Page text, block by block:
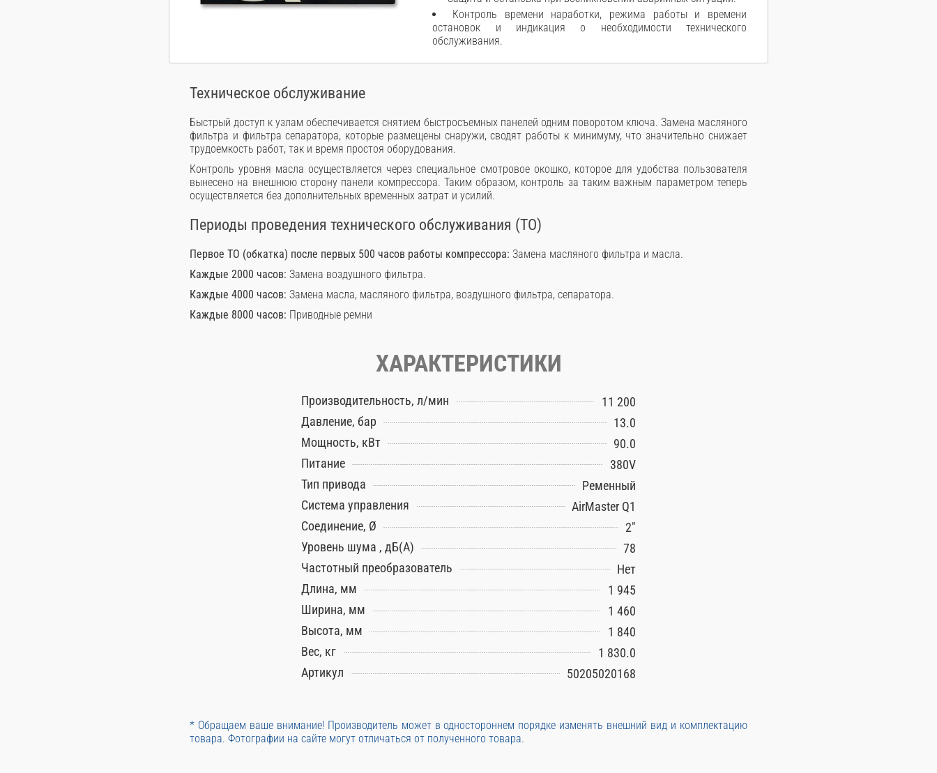
Контроль времени наработки, режима работы и времени
остановок и индикация о необходимости технического
обслуживания.
Техническое обслуживание
Быстрый доступ к узлам обеспечивается снятием быстросъемных панелей одним поворотом ключа. Замена масляного
фильтра и фильтра сепаратора, которые размещены снаружи, сводят работы к минимуму, что значительно снижает
трудоемкость работ, так и время простоя оборудования.
Контроль уровня масла осуществляется через специальное смотровое окошко, которое для удобства пользователя
вынесено на внешнюю сторону панели компрессора. Таким образом, контроль за таким важным параметром теперь
осуществляется без дополнительных временных затрат и усилий.
Периоды проведения технического обслуживания (ТО)
Первое ТО (обкатка) после первых 500 часов работы компрессора: Замена масляного фильтра и масла.
Каждые 2000 часов: Замена воздушного фильтра.
Каждые 4000 часов: Замена масла, масляного фильтра, воздушного фильтра, сепаратора.
Каждые 8000 часов: Приводные ремни
ХАРАКТЕРИСТИКИ
Производительность, л/мин
11 200
Давление, бар
13.0
Мощность, кВт
90.0
Питание
380V
Тип привода
Ременный
Система управления
AirMaster Q1
Соединение, Ø
2"
Уровень шума , дБ(А)
78
Частотный преобразователь
Нет
Длина, мм
1 945
Ширина, мм
1 460
Высота, мм
1 840
Вес, кг
1 830.0
Артикул
50205020168
* Обращаем ваше внимание! Производитель может в одностороннем порядке изменять внешний вид и комплектацию
товара. Фотографии на сайте могут отличаться от полученного товара.